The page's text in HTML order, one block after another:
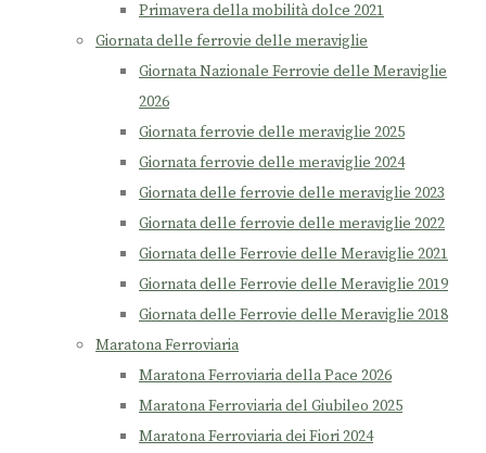
Primavera della mobilità dolce 2021
Giornata delle ferrovie delle meraviglie
Giornata Nazionale Ferrovie delle Meraviglie
2026
Giornata ferrovie delle meraviglie 2025
Giornata ferrovie delle meraviglie 2024
Giornata delle ferrovie delle meraviglie 2023
Giornata delle ferrovie delle meraviglie 2022
Giornata delle Ferrovie delle Meraviglie 2021
Giornata delle Ferrovie delle Meraviglie 2019
Giornata delle Ferrovie delle Meraviglie 2018
Maratona Ferroviaria
Maratona Ferroviaria della Pace 2026
Maratona Ferroviaria del Giubileo 2025
Maratona Ferroviaria dei Fiori 2024